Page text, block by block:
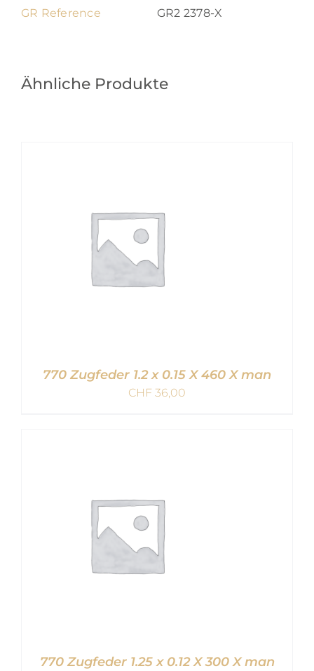
GR Reference
GR2 2378-X
Ähnliche Produkte
770 Zugfeder 1.2 x 0.15 X 460 X man
CHF 36,00
770 Zugfeder 1.25 x 0.12 X 300 X man